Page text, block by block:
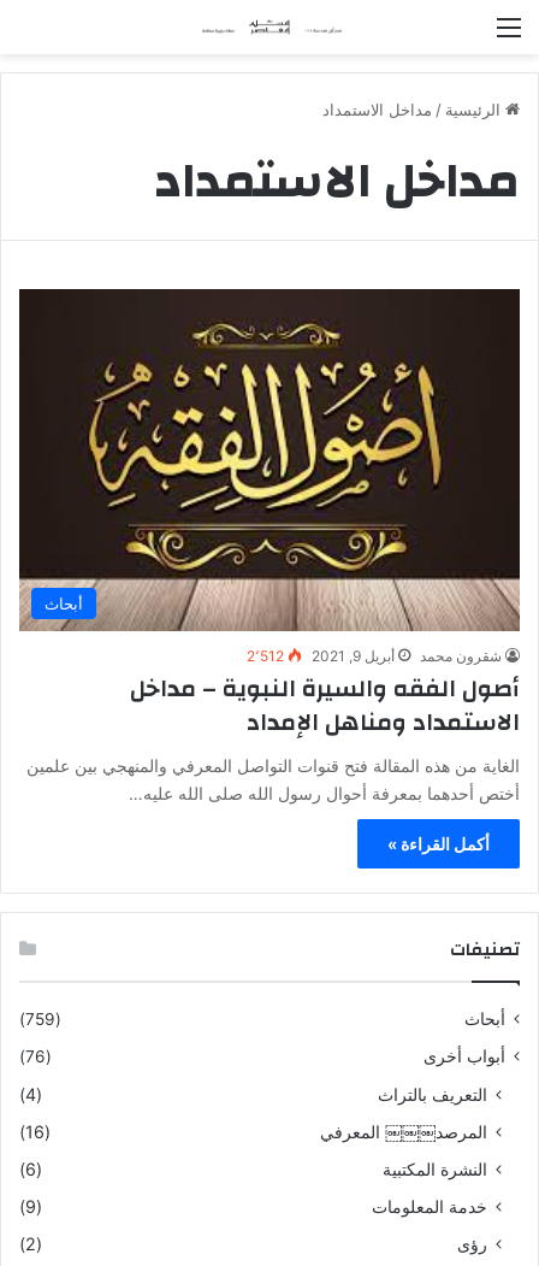
الرئيسية / مداخل الاستمداد
مداخل الاستمداد
أبحاث
شقرون محمد أبريل 9, 2021 2٬512
أصول الفقه والسيرة النبوية – مداخل
الاستمداد ومناهل الإمداد
الغاية من هذه المقالة فتح قنوات التواصل المعرفي والمنهجي بين علمين
أختص أحدهما بمعرفة أحوال رسول الله صلى الله عليه…
أكمل القراءة »
تصنيفات
أبحاث
(759)
أبواب أخرى
(76)
التعريف بالتراث
(4)
المرصد￼￼￼ المعرفي
(16)
النشرة المكتبية
(6)
خدمة المعلومات
(9)
رؤى
(2)